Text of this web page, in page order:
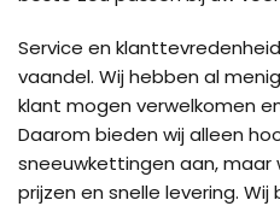
Service en
vaandel. Wij hebben al
klant mogen verwelkomen
Daarom bieden wij alleen
sneeuwkettingen aan, maar
prijzen en snelle levering.